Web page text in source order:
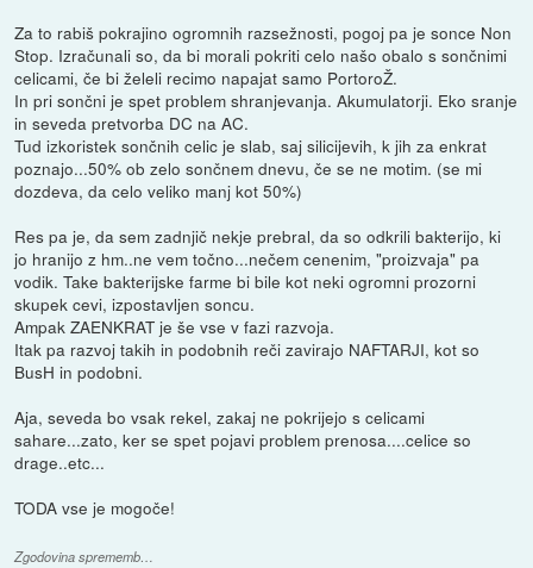
Za to rabiš pokrajino ogromnih razsežnosti, pogoj pa je sonce Non
Stop. Izračunali so, da bi morali pokriti celo našo obalo s sončnimi
celicami, če bi želeli recimo napajat samo PortoroŽ.
In pri sončni je spet problem shranjevanja. Akumulatorji. Eko sranje
in seveda pretvorba DC na AC.
Tud izkoristek sončnih celic je slab, saj silicijevih, k jih za enkrat
poznajo...50% ob zelo sončnem dnevu, če se ne motim. (se mi
dozdeva, da celo veliko manj kot 50%)
Res pa je, da sem zadnjič nekje prebral, da so odkrili bakterijo, ki
jo hranijo z hm..ne vem točno...nečem cenenim, "proizvaja" pa
vodik. Take bakterijske farme bi bile kot neki ogromni prozorni
skupek cevi, izpostavljen soncu.
Ampak ZAENKRAT je še vse v fazi razvoja.
Itak pa razvoj takih in podobnih reči zavirajo NAFTARJI, kot so
BusH in podobni.
Aja, seveda bo vsak rekel, zakaj ne pokrijejo s celicami
sahare...zato, ker se spet pojavi problem prenosa....celice so
drage..etc...
TODA vse je mogoče!
Zgodovina sprememb…